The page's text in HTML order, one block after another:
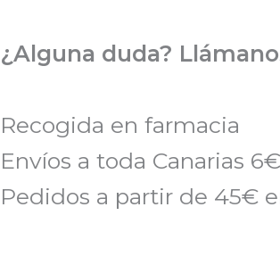
al
¿Alguna duda?
Recogida en farmacia
Envíos a toda Canarias 6€
Pedidos a partir de 45€